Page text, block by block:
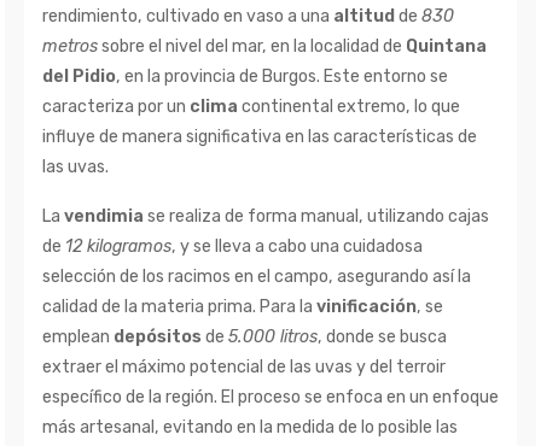
rendimiento, cultivado en vaso a una altitud de 830
metrossobre el nivel del mar, en la localidad de Quintana
del Pidio, en la provincia de Burgos. Este entorno se
caracteriza por un clima continental extremo, lo que
influye de manera significativa en las características de
las uvas.
La vendimia se realiza de forma manual, utilizando cajas
de 12 kilogramos, y se lleva a cabo una cuidadosa
selección de los racimos en el campo, asegurando así la
calidad de la materia prima. Para la vinificación, se
emplean depósitos de 5.000 litros, donde se busca
extraer el máximo potencial de las uvas y del terroir
específico de la región. El proceso se enfoca en un enfoque
más artesanal, evitando en la medida de lo posible las